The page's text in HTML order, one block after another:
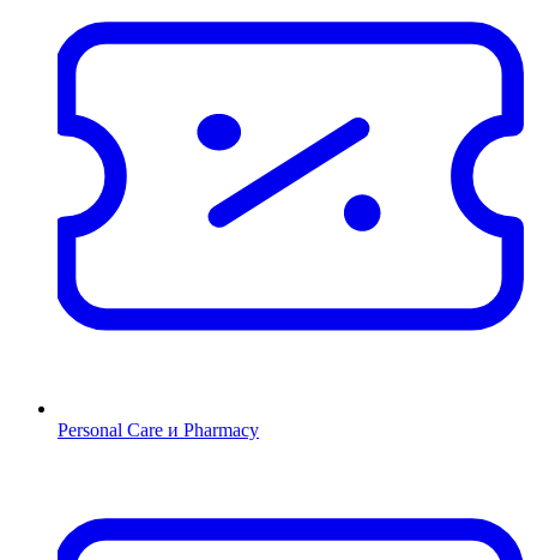
Personal Care и Pharmacy